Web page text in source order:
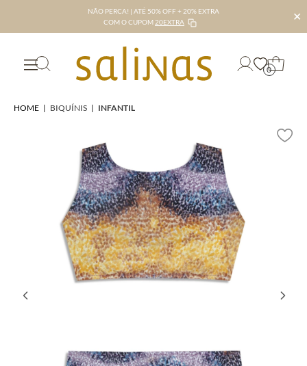
NÃO PERCA! | ATÉ 50% OFF + 20% EXTRA
COM O CUPOM 20EXTRA ✕
0
HOME | BIQUÍNIS | INFANTIL